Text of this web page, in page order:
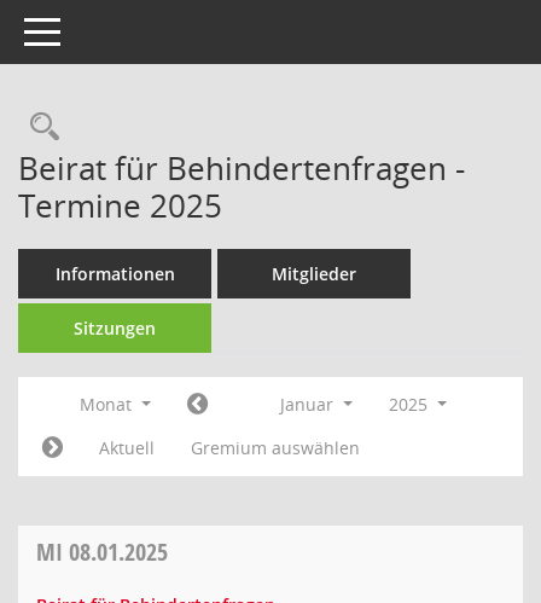
Toggle navigation
Rechercheauswahl
Beirat für Behindertenfragen -
Termine 2025
Informationen Mitglieder
Sitzungen
Monat Januar
2025
Aktuell
Gremium auswählen
MI 08.01.2025